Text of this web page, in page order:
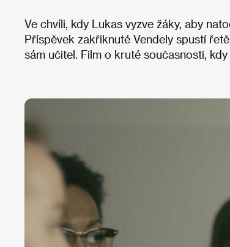
Ve chvíli, kdy Lukas vyzve žáky, aby
Příspěvek zakřiknuté Vendely spustí
sám učitel. Film o kruté současnosti,